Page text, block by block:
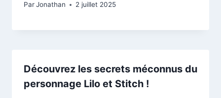
ParJonathan 2 juillet 2025
Découvrez les secrets méconnus du
personnage Lilo et Stitch !